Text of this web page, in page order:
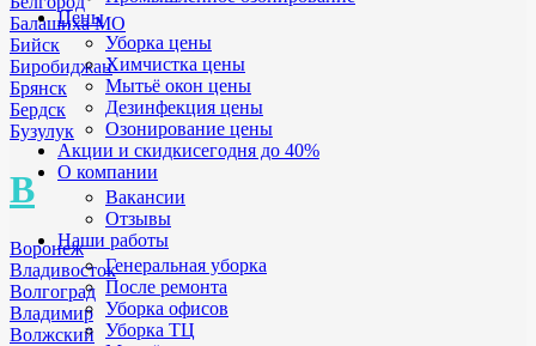
Балашиха МО
Бийск
Биробиджан
Брянск
Бердск
Бузулук
В
Воронеж
Владивосток
Волгоград
Владимир
Волжский
Цены
Уборка цены
Химчистка цены
Мытьё окон цены
Дезинфекция цены
Озонирование цены
Акции и скидкисегодня до 40%
О компании
Вакансии
Отзывы
Наши работы
Генеральная уборка
После ремонта
Уборка офисов
Уборка ТЦ